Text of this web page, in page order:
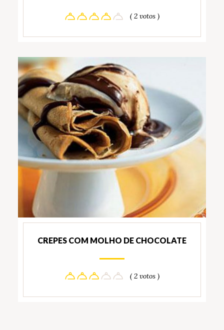
( 2 votos )
CREPES COM MOLHO DE CHOCOLATE
( 2 votos )